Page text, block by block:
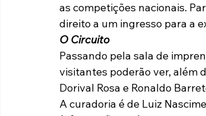
as competições nacionais.
direito a um ingresso para a
O Circuito
Passando pela sala de
visitantes poderão ver, além
Dorival Rosa e Ronaldo
A curadoria é de Luiz